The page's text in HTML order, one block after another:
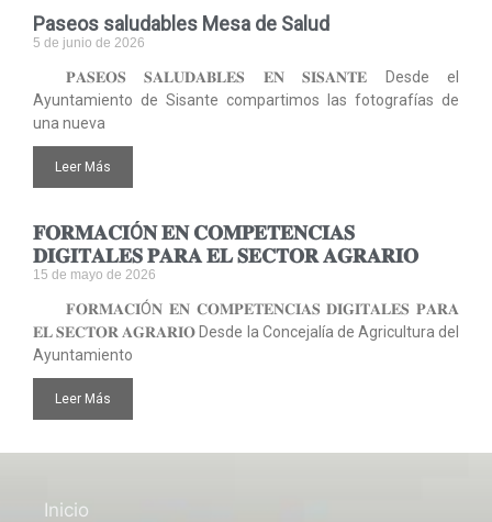
Paseos saludables Mesa de Salud
5 de junio de 2026
𝐏𝐀𝐒𝐄𝐎𝐒 𝐒𝐀𝐋𝐔𝐃𝐀𝐁𝐋𝐄𝐒 𝐄𝐍 𝐒𝐈𝐒𝐀𝐍𝐓𝐄 Desde el
Ayuntamiento de Sisante compartimos las fotografías de
una nueva
Leer Más
𝐅𝐎𝐑𝐌𝐀𝐂𝐈Ó𝐍 𝐄𝐍 𝐂𝐎𝐌𝐏𝐄𝐓𝐄𝐍𝐂𝐈𝐀𝐒
𝐃𝐈𝐆𝐈𝐓𝐀𝐋𝐄𝐒 𝐏𝐀𝐑𝐀 𝐄𝐋 𝐒𝐄𝐂𝐓𝐎𝐑 𝐀𝐆𝐑𝐀𝐑𝐈𝐎
15 de mayo de 2026
𝐅𝐎𝐑𝐌𝐀𝐂𝐈Ó𝐍 𝐄𝐍 𝐂𝐎𝐌𝐏𝐄𝐓𝐄𝐍𝐂𝐈𝐀𝐒 𝐃𝐈𝐆𝐈𝐓𝐀𝐋𝐄𝐒 𝐏𝐀𝐑𝐀
𝐄𝐋 𝐒𝐄𝐂𝐓𝐎𝐑 𝐀𝐆𝐑𝐀𝐑𝐈𝐎 Desde la Concejalía de Agricultura del
Ayuntamiento
Leer Más
Inicio